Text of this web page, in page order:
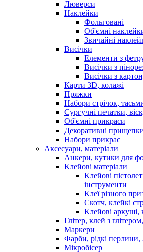
Люверси
Наклейки
Фольговані
Об'ємні
Звичайні
Висічки
Елементи з
Висічки з
Висічки з
Карти 3D, колажі
Пряжки
Набори стрічок,
Сургучні печатки,
Об'ємні прикраси
Декоративні
Набори прикрас
Аксесуари, матеріали
Анкери, кутики для
Клейові матеріали
Клейові
інструменти
Клеї різного
Скотч, клейкі
Клейові аркуші,
Глітер, клей з
Маркери
Фарби, рідкі перлини,
Мікробісер